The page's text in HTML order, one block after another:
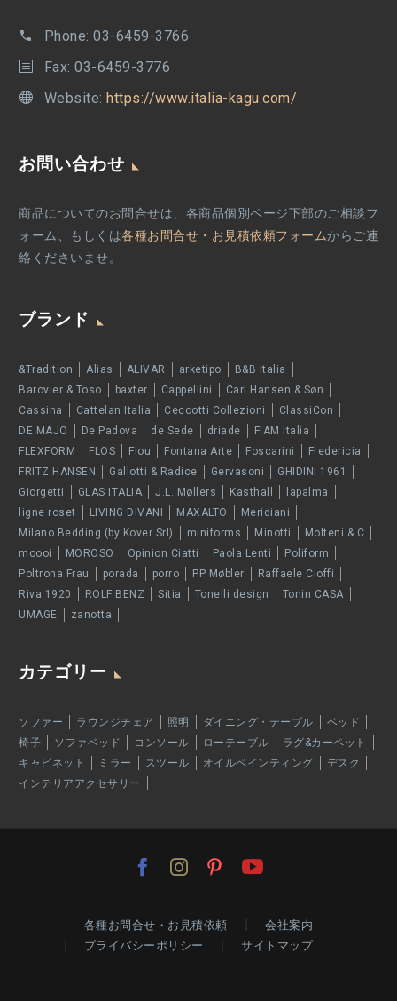
Phone: 03-6459-3766
Fax: 03-6459-3776
Website: https://www.italia-kagu.com/
お問い合わせ
商品についてのお問合せは、各商品個別ページ下部のご相談フ
ォーム、もしくは各種お問合せ・お見積依頼フォームからご連
絡くださいませ。
ブランド
&Tradition Alias ALIVAR arketipo
B&B Italia
Barovier & Toso
baxter Cappellini
Carl Hansen & Søn
Cassina
Cattelan Italia Ceccotti Collezioni
ClassiCon
DE MAJO
De Padova de Sede driade
FIAM Italia
FLEXFORM
FLOS Flou Fontana Arte Foscarini
Fredericia
FRITZ HANSEN
Gallotti & Radice Gervasoni
GHIDINI 1961
Giorgetti
GLAS ITALIA J.L. Møllers Kasthall
lapalma
ligne roset
LIVING DIVANI MAXALTO
Meridiani
Milano Bedding (by Kover Srl)
miniforms Minotti
Molteni & C
moooi
MOROSO Opinion Ciatti Paola Lenti
Poliform
Poltrona Frau
porada porro PP Møbler
Raffaele Cioffi
Riva 1920
ROLF BENZ Sitia Tonelli design
Tonin CASA
UMAGE
zanotta
カテゴリー
ソファー ラウンジチェア 照明 ダイニング・テーブル
ベッド
椅子
ソファベッド コンソール ローテーブル
ラグ&カーペット
キャビネット
ミラー スツール オイルペインティング
デスク
インテリアアクセサリー
各種お問合せ・お見積依頼
会社案内
プライバシーポリシー
サイトマップ